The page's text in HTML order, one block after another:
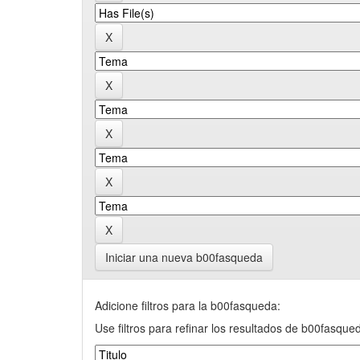
Iniciar una nueva b00fasqueda
Adicione filtros para la b00fasqueda:
Use filtros para refinar los resultados de